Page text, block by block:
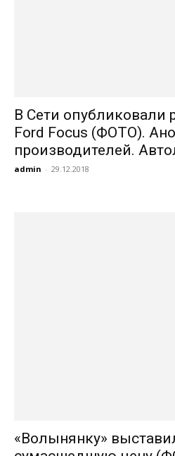
В Сети опубликовали
Ford Focus (ФОТО).
производителей.
admin - 29.12.2018
«Волынянку»